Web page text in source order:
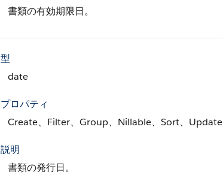
書類の有効期限日。
型
date
プロパティ
Create、Filter、Group、Nillable、Sort、Update
説明
書類の発行日。